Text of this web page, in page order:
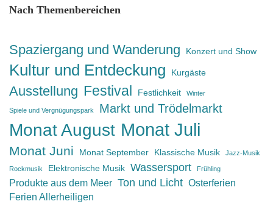
Nach Themenbereichen
Spaziergang und Wanderung Konzert und Show
Kultur und Entdeckung Kurgäste
Ausstellung Festival Festlichkeit Winter
Spiele und Vergnügungspark Markt und Trödelmarkt
Monat August Monat Juli
Monat Juni Monat September Klassische Musik Jazz-Musik
Rockmusik Elektronische Musik Wassersport Frühling
Produkte aus dem Meer Ton und Licht Osterferien
Ferien Allerheiligen